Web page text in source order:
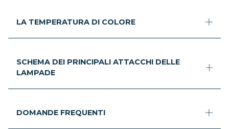
LA TEMPERATURA DI COLORE
SCHEMA DEI PRINCIPALI ATTACCHI DELLE
LAMPADE
DOMANDE FREQUENTI